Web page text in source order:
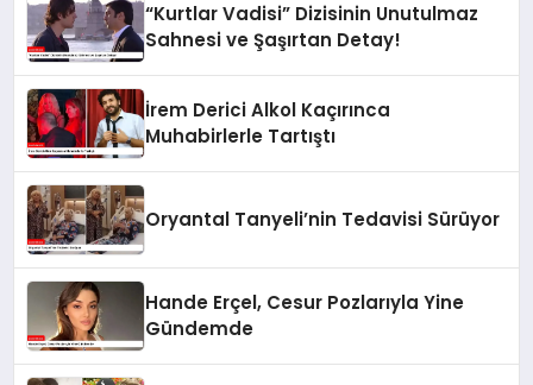
“Kurtlar Vadisi” Dizisinin Unutulmaz
Sahnesi ve Şaşırtan Detay!
İrem Derici Alkol Kaçırınca
Muhabirlerle Tartıştı
Oryantal Tanyeli’nin Tedavisi Sürüyor
Hande Erçel, Cesur Pozlarıyla Yine
Gündemde